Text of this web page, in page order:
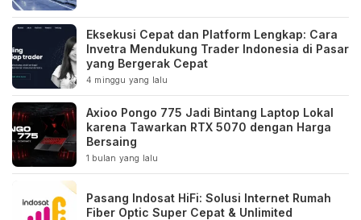
Eksekusi Cepat dan Platform Lengkap: Cara
Invetra Mendukung Trader Indonesia di Pasar
yang Bergerak Cepat
4 minggu yang lalu
Axioo Pongo 775 Jadi Bintang Laptop Lokal
karena Tawarkan RTX 5070 dengan Harga
Bersaing
1 bulan yang lalu
Pasang Indosat HiFi: Solusi Internet Rumah
Fiber Optic Super Cepat & Unlimited